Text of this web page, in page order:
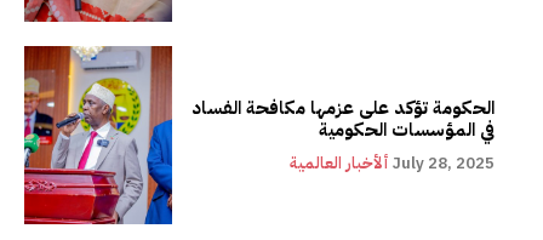
الحكومة تؤكد على عزمها مكافحة الفساد
في المؤسسات الحكومية
ألأخبار العالمية July 28, 2025